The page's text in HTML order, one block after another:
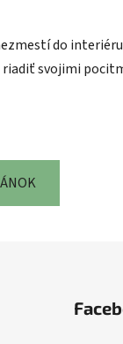
do
svojimi